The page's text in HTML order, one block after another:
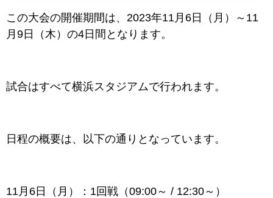
この大会の開催期間は、2023年11月6日（月）～11
月9日（木）の4日間となります。
試合はすべて横浜スタジアムで行われます。
日程の概要は、以下の通りとなっています。
11月6日（月）：1回戦（09:00～ / 12:30～）